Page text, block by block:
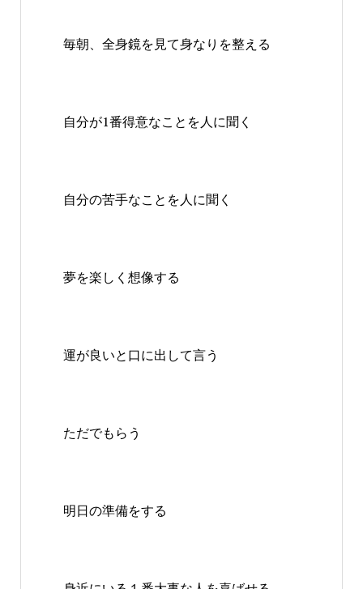
毎朝、全身鏡を見て身なりを整える
自分が1番得意なことを人に聞く
自分の苦手なことを人に聞く
夢を楽しく想像する
運が良いと口に出して言う
ただでもらう
明日の準備をする